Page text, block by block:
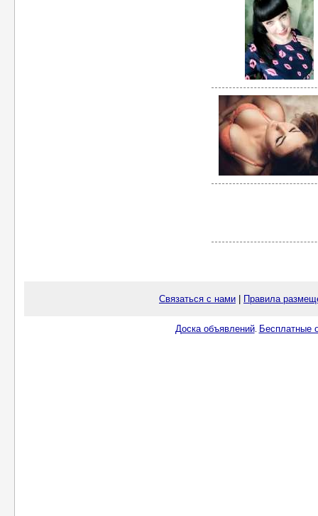
Связаться с нами Правила
Доска объявлений. Бесплатные